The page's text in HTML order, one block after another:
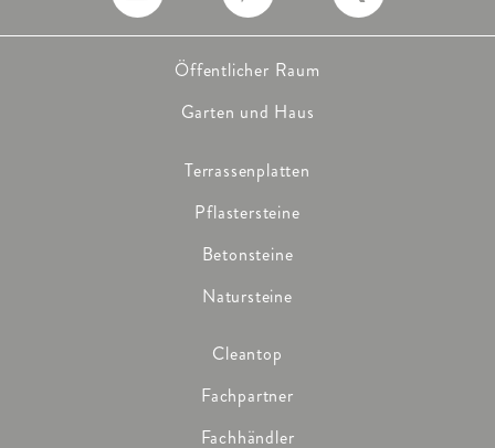
Öffentlicher Raum
Garten und Haus
Terrassenplatten
Pflastersteine
Betonsteine
Natursteine
Cleantop
Fachpartner
Fachhändler